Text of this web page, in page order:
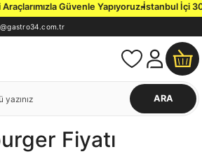
Güvenle Yapıyoruz.İstanbul İçi
ARA
Fiyatı